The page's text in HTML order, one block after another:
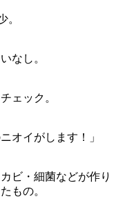
。
なし。
ェック。
オイがします！」
ビ・細菌などが作り
もの。